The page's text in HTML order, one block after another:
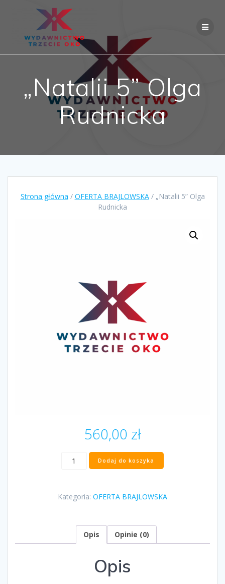
„Natalii 5” Olga
Rudnicka
Strona główna / OFERTA BRAJLOWSKA/ „Natalii 5” Olga
Rudnicka
560,00 zł
ilość
„Natalii
Rudnicka
Dodaj do koszyka
Kategoria: OFERTA BRAJLOWSKA
Opis Opinie (0)
Opis